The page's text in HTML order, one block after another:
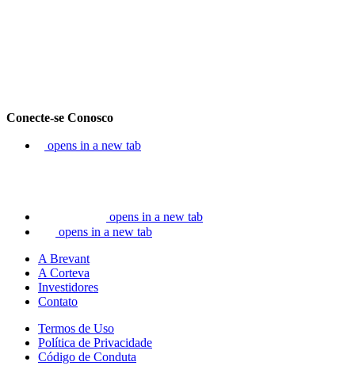
Conecte-se Conosco
opens in a new tab
opens in a new tab
opens in a new tab
A Brevant
A Corteva
Investidores
Contato
Termos de Uso
Política de Privacidade
Código de Conduta